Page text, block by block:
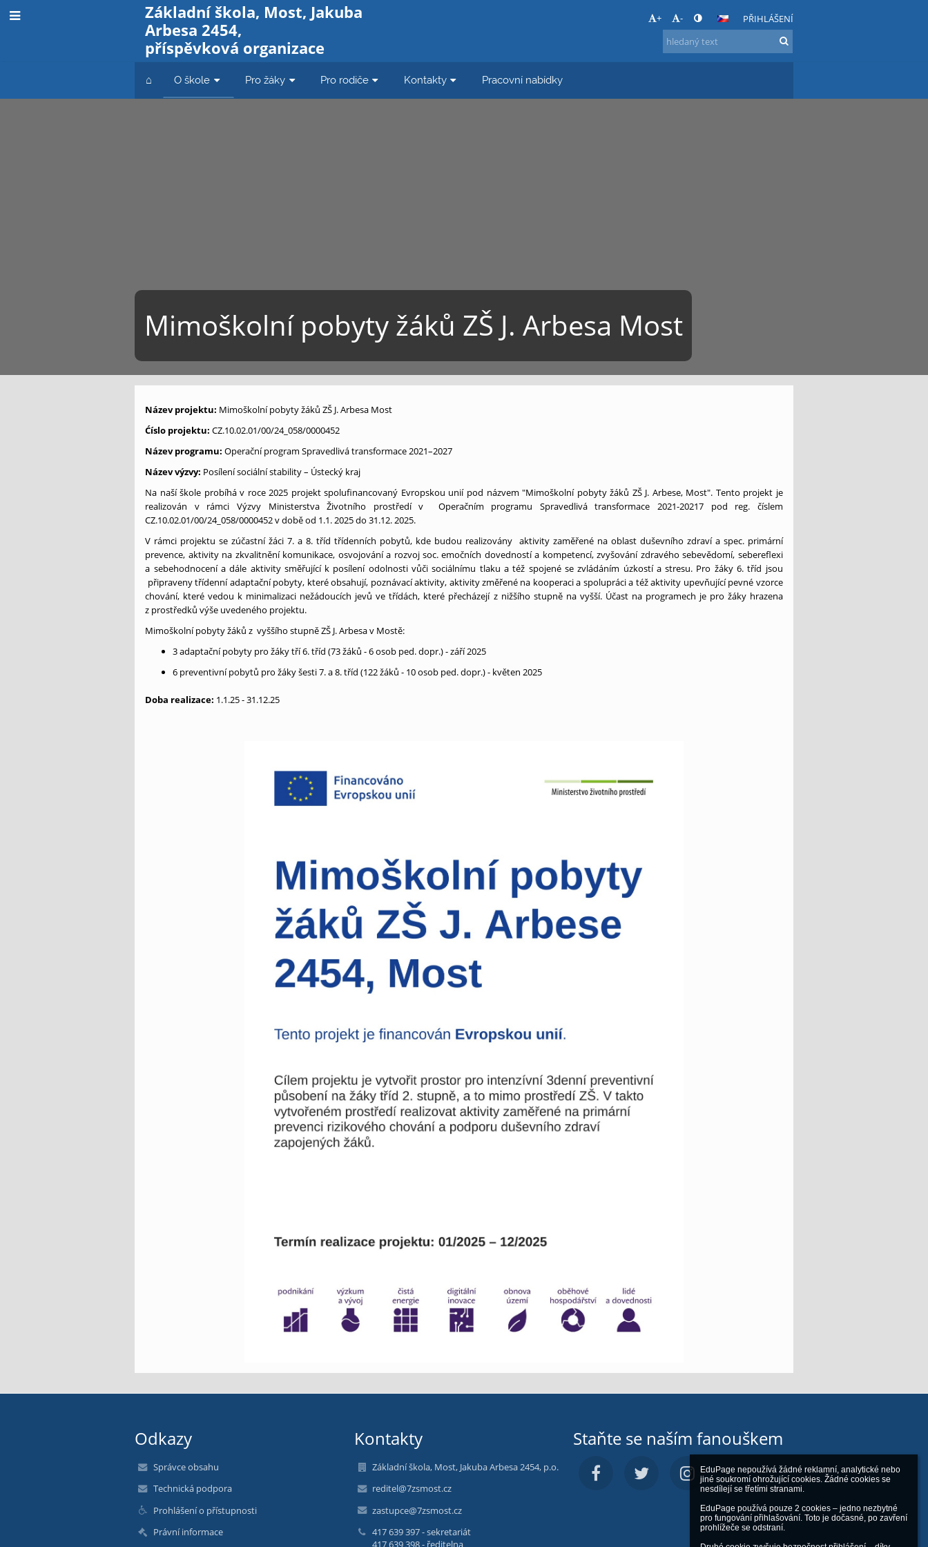
EduPage nepoužívá žádné reklamní, analytické nebo
jiné soukromí ohrožující cookies. Žádné cookies se
nesdílejí se třetími stranami.
EduPage používá pouze 2 cookies – jedno nezbytné
pro fungování přihlašování. Toto je dočasné, po zavření
prohlížeče se odstraní.
Základní škola, Most, Jakuba
Arbesa 2454,
příspěvková organizace
+ - PŘIHLÁŠENÍ
⌂ O škole Pro žáky Pro rodiče Kontakty Pracovní nabídky
Mimoškolní pobyty žáků ZŠ J. Arbesa Most
Název projektu: Mimoškolní pobyty žáků ZŠ J. Arbesa Most
Ćíslo projektu: CZ.10.02.01/00/24_058/0000452
Název programu:Operační program Spravedlivá transformace 2021–2027
Název výzvy: Posílení sociální stability – Ústecký kraj
Na naší škole probíhá v roce 2025 projekt spolufinancovaný Evropskou unií pod názvem "Mimoškolní pobyty žáků ZŠ J. Arbese, Most". Tento projekt je
realizován v rámci Výzvy Ministerstva Životního prostředí v Operačním programu Spravedlivá transformace 2021-20217 pod reg. číslem
CZ.10.02.01/00/24_058/0000452 v době od 1.1. 2025 do 31.12. 2025.
V rámci projektu se zúčastní žáci 7. a 8. tříd třídenních pobytů, kde budou realizovány aktivity zaměřené na oblast duševního zdraví a spec. primární
prevence, aktivity na zkvalitnění komunikace, osvojování a rozvoj soc. emočních dovedností a kompetencí, zvyšování zdravého sebevědomí, sebereflexi
a sebehodnocení a dále aktivity směřující k posílení odolnosti vůči sociálnímu tlaku a též spojené se zvládáním úzkostí a stresu. Pro žáky 6. tříd jsou
připraveny třídenní adaptační pobyty, které obsahují, poznávací aktivity, aktivity změřené na kooperaci a spolupráci a též aktivity upevňující pevné vzorce
chování, které vedou k minimalizaci nežádoucích jevů ve třídách, které přecházejí z nižšího stupně na vyšší. Účast na programech je pro žáky hrazena
z prostředků výše uvedeného projektu.
Mimoškolní pobyty žáků z vyššího stupně ZŠ J. Arbesa v Mostě:
3 adaptační pobyty pro žáky tří 6. tříd (73 žáků - 6 osob ped. dopr.) - září 2025
6 preventivní pobytů pro žáky šesti 7. a 8. tříd (122 žáků - 10 osob ped. dopr.) - květen 2025
Doba realizace: 1.1.25 - 31.12.25
Odkazy
Správce obsahu
Technická podpora
Prohlášení o přístupnosti
Právní informace
Kontakty
Základní škola, Most, Jakuba Arbesa 2454, p.o.
reditel@7zsmost.cz
zastupce@7zsmost.cz
417 639 397 - sekretariát
417 639 398 - ředitelna
Staňte se naším fanouškem